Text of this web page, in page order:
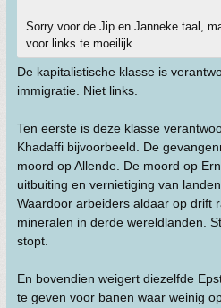
Sorry voor de Jip en Janneke taal,
voor links te moeilijk.
De kapitalistische klasse is
immigratie. Niet links.
Ten eerste is deze klasse
Khadaffi bijvoorbeeld. De
moord op Allende. De moord op
uitbuiting en vernietiging van
Waardoor arbeiders aldaar op drift
mineralen in derde wereldlanden.
stopt.
En bovendien weigert diezelfde
te geven voor banen waar weinig